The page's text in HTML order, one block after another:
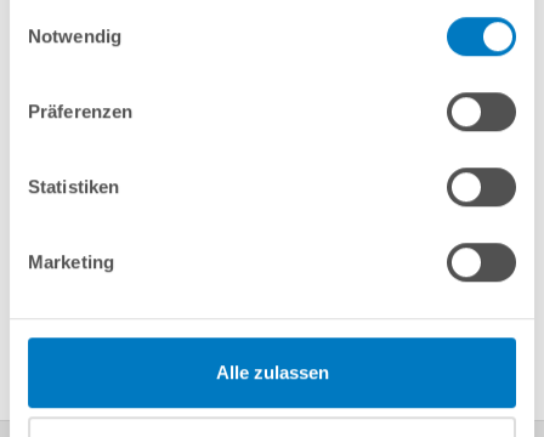
Notwendig
Präferenzen
Statistiken
Marketing
Alle zulassen
Vergleichen Merken
Fragen? Wir helfen Ihnen gerne weiter:
Anfrageformular
Produktbeschreibung